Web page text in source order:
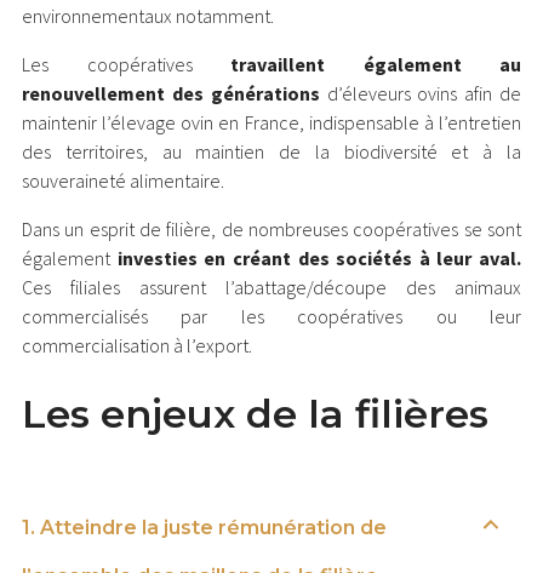
environnementaux notamment.
Les coopératives travaillent également au
renouvellement des générations d’éleveurs ovins afin de
maintenir l’élevage ovin en France, indispensable à l’entretien
des territoires, au maintien de la biodiversité et à la
souveraineté alimentaire.
Dans un esprit de filière, de nombreuses coopératives se sont
également investies en créant des sociétés à leur aval.
Ces filiales assurent l’abattage/découpe des animaux
commercialisés par les coopératives ou leur
commercialisation à l’export.
Les enjeux de la filières
1. Atteindre la juste rémunération de